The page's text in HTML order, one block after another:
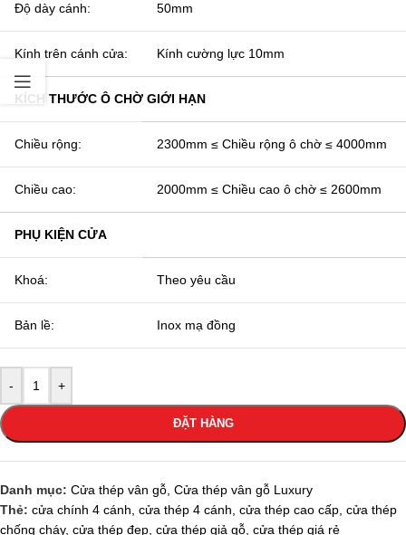
Độ dày cánh: 50mm
Kính trên cánh cửa: Kính cường lực 10mm
KÍCH THƯỚC Ô CHỜ GIỚI HẠN
Chiều rộng: 2300mm ≤ Chiều rộng ô chờ ≤ 4000mm
Chiều cao: 2000mm ≤ Chiều cao ô chờ ≤ 2600mm
PHỤ KIỆN CỬA
Khoá: Theo yêu cầu
Bản lề: Inox mạ đồng
- +
ĐẶT HÀNG
Danh mục: Cửa thép vân gỗ Cửa thép vân gỗ Luxury
Thẻ: cửa chính 4 cánh cửa thép 4 cánh cửa thép cao cấp cửa thép
chống cháy, cửa thép đẹp cửa thép giả gỗ cửa thép giá rẻ